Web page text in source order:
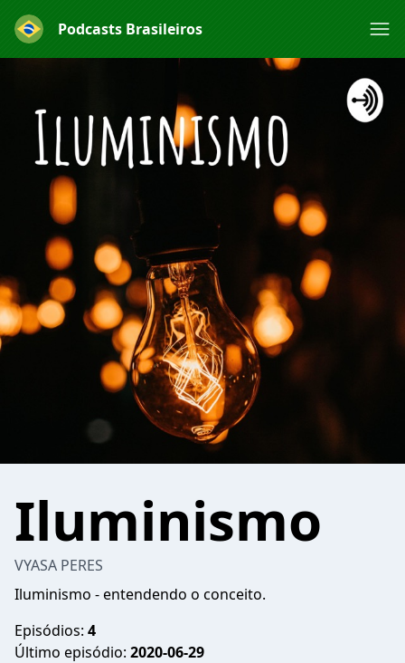
Podcasts Brasileiros
Iluminismo
VYASA PERES
Iluminismo - entendendo o conceito.
Episódios: 4
Último episódio: 2020-06-29